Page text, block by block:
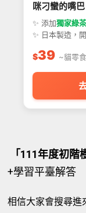
咪刁蠻的嘴
✨ 添加獨家綠
✨ 日本製造，
$39 ~貓零
「111年度初階
+學習平臺解答
相信大家會搜尋進